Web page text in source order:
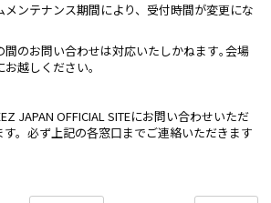
ンテナンス期間により、受付時間が変更にな
のお問い合わせは対応いたしかねます｡会場
越しください｡
JAPAN OFFICIAL SITEにお問い合わせいただ
。必ず上記の各窓口までご連絡いただきます